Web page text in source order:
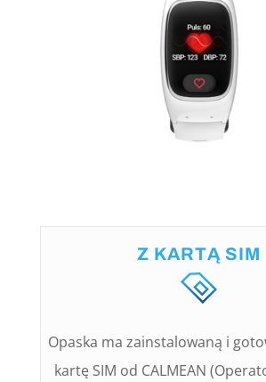
Z KARTĄ SIM
Opaska ma zainstalowaną i
kartę SIM od CALMEAN